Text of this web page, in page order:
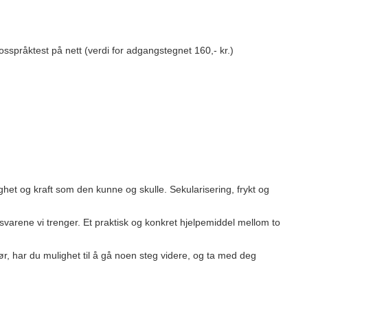
på nett (verdi for adgangstegnet 160,- kr.)
og kraft som den kunne og skulle. Sekularisering, frykt og
vi trenger. Et praktisk og konkret hjelpemiddel mellom to
har du mulighet til å gå noen steg videre, og ta med deg